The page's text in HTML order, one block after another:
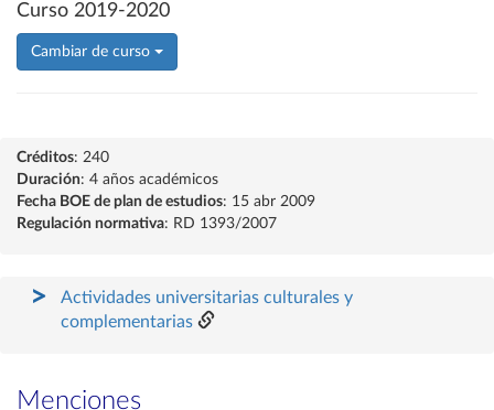
Curso 2019-2020
Cambiar de curso
Créditos: 240
Duración: 4 años académicos
Fecha BOE de plan de estudios: 15 abr 2009
Regulación normativa: RD 1393/2007
Actividades universitarias culturales y
complementarias
Menciones